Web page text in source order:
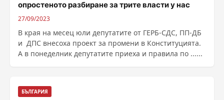
опростеното разбиране за трите власти у нас
27/09/2023
В края на месец юли депутатите от ГЕРБ-СДС, ПП-ДБ
и ДПС внесоха проект за промени в Конституцията.
А в понеделник депутатите приеха и правила по ......
БЪЛГАРИЯ